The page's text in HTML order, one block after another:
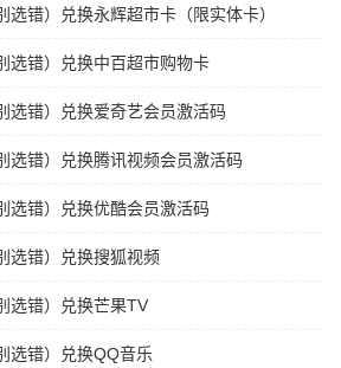
错）兑换永辉超市卡（限实体卡）
选错）兑换中百超市购物卡
选错）兑换爱奇艺会员激活码
选错）兑换腾讯视频会员激活码
选错）兑换优酷会员激活码
选错）兑换搜狐视频
选错）兑换芒果TV
选错）兑换QQ音乐